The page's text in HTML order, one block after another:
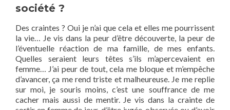
société ?
Des craintes ? Oui je n’ai que cela et elles me pourrissent
la vie… Je vis dans la peur d’être découverte, la peur de
l’éventuelle réaction de ma famille, de mes enfants.
Quelles seraient leurs têtes s’ils m’apercevaient en
femme… J’ai peur de tout, cela me bloque et m’empêche
d’avancer, ça me rend triste et malheureuse. Je me replie
sur moi, je souris moins, c’est une souffrance de me
cacher mais aussi de mentir. Je vis dans la crainte de